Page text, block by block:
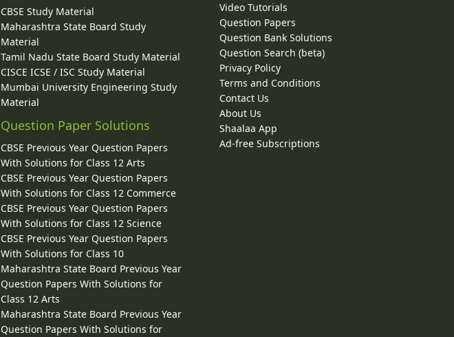
CBSE Study Material
Maharashtra State Board Study
Material
Tamil Nadu State Board Study Material
CISCE ICSE / ISC Study Material
Mumbai University Engineering Study
Material
Question Paper Solutions
CBSE Previous Year Question Papers
With Solutions for Class 12 Arts
CBSE Previous Year Question Papers
With Solutions for Class 12 Commerce
CBSE Previous Year Question Papers
With Solutions for Class 12 Science
CBSE Previous Year Question Papers
With Solutions for Class 10
Maharashtra State Board Previous Year
Question Papers With Solutions for
Class 12 Arts
Maharashtra State Board Previous Year
Question Papers With Solutions for
Video Tutorials
Question Papers
Question Bank Solutions
Question Search (beta)
Privacy Policy
Terms and Conditions
Contact Us
About Us
Shaalaa App
Ad-free Subscriptions